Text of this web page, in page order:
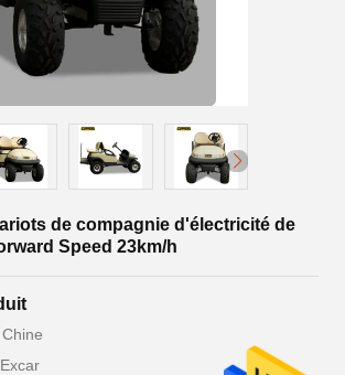
de compagnie d'électricité de
Speed 23km/h